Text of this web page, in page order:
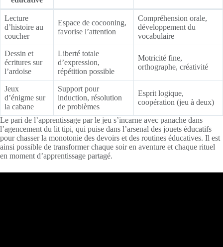
Lecture
d’histoire au
coucher
Espace de cocooning,
favorise l’attention
Compréhension orale,
développement du
vocabulaire
Dessin et
écritures sur
l’ardoise
Liberté totale
d’expression,
répétition possible
Motricité fine,
orthographe, créativité
Jeux
d’énigme sur
la cabane
Support pour
induction, résolution
de problèmes
Esprit logique,
coopération (jeu à deux)
Le pari de l’apprentissage par le jeu s’incarne avec panache dans
l’agencement du lit tipi, qui puise dans l’arsenal des jouets éducatifs
pour chasser la monotonie des devoirs et des routines éducatives. Il est
ainsi possible de transformer chaque soir en aventure et chaque rituel
en moment d’apprentissage partagé.